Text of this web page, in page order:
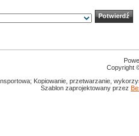
Copyright
Kopiowanie, przetwarzanie,
Szablon zaprojektowany przez